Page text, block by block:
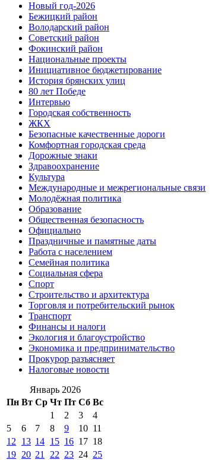
Новый год-2026
Бежицкий район
Володарский район
Советский район
Фокинский район
Национальные проекты
Инициативное бюджетирование
История брянских улиц
80 лет Победе
Интервью
Городская собственность
ЖКХ
Безопасные качественные дороги
Комфортная городская среда
Дорожные знаки
Здравоохранение
Культура
Международные и межрегиональные связи
Молодёжная политика
Образование
Общественная безопасность
Официально
Праздничные и памятные даты
Работа с населением
Семейная политика
Социальная сфера
Спорт
Строительство и архитектура
Торговля и потребительский рынок
Транспорт
Финансы и налоги
Экология и благоустройство
Экономика и предпринимательство
Прокурор разъясняет
Налоговые новости
Январь 2026
Пн Вт Ср Чт Пт Сб Вс
1
2 3
4
5
6 7 8 9 10 11
12
13 14 15 16 17 18
19 20 21 22 23 24 25